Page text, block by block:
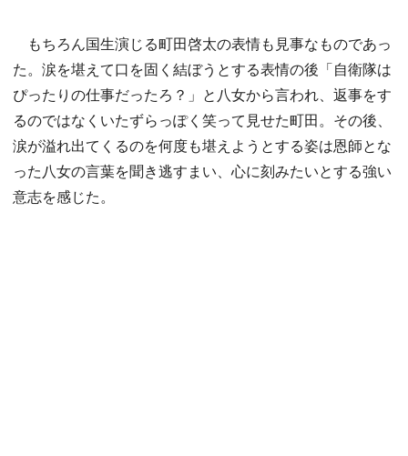
もちろん国生演じる町田啓太の表情も見事なものであっ
た。涙を堪えて口を固く結ぼうとする表情の後「自衛隊は
ぴったりの仕事だったろ？」と八女から言われ、返事をす
るのではなくいたずらっぽく笑って見せた町田。その後、
涙が溢れ出てくるのを何度も堪えようとする姿は恩師とな
った八女の言葉を聞き逃すまい、心に刻みたいとする強い
意志を感じた。